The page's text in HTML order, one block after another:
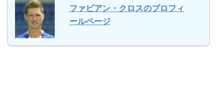
ファビアン・クロスのプロフィ
ールページ